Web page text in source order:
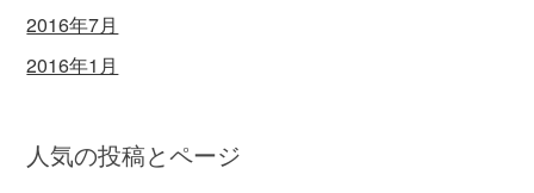
2016年7月
2016年1月
人気の投稿とページ